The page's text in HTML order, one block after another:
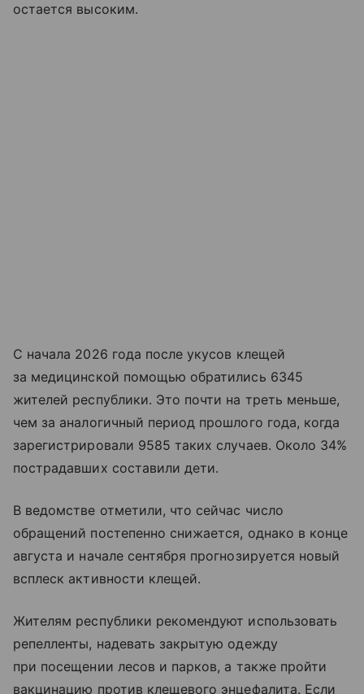
остается высоким.
С начала 2026 года после укусов клещей
за медицинской помощью обратились 6345
жителей республики. Это почти на треть меньше,
чем за аналогичный период прошлого года, когда
зарегистрировали 9585 таких случаев. Около 34%
пострадавших составили дети.
В ведомстве отметили, что сейчас число
обращений постепенно снижается, однако в конце
августа и начале сентября прогнозируется новый
всплеск активности клещей.
Жителям республики рекомендуют использовать
репелленты, надевать закрытую одежду
при посещении лесов и парков, а также пройти
вакцинацию против клещевого энцефалита. Если